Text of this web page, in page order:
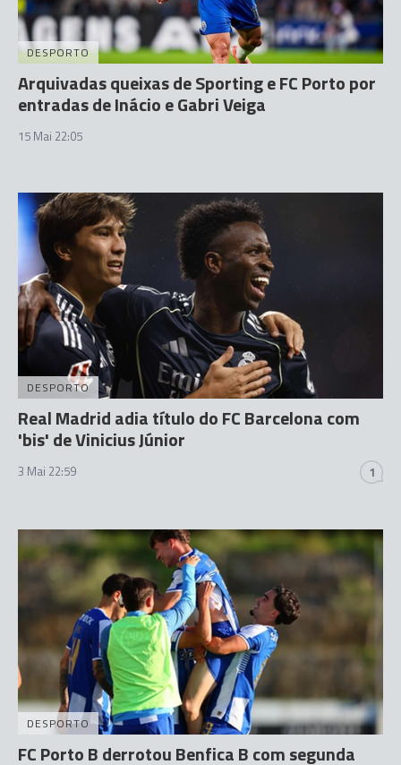
DESPORTO
Arquivadas queixas de Sporting e FC Porto por
entradas de Inácio e Gabri Veiga
15 Mai 22:05
DESPORTO
Real Madrid adia título do FC Barcelona com
'bis' de Vinicius Júnior
3 Mai 22:59 1
DESPORTO
FC Porto B derrotou Benfica B com segunda